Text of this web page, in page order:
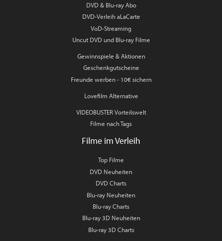
DVD & Blu-ray Abo
DVD-Verleih aLaCarte
VoD-Streaming
Uncut DVD und Blu-ray Filme
Gewinnspiele & Aktionen
Geschenkgutscheine
Freunde werben - 10€ sichern
Lovefilm Alternative
VIDEOBUSTER Vorteilswelt
Filme nach Tags
Filme im Verleih
Top Filme
DVD Neuheiten
DVD Charts
Blu-ray Neuheiten
Blu-ray Charts
Blu-ray 3D Neuheiten
Blu-ray 3D Charts